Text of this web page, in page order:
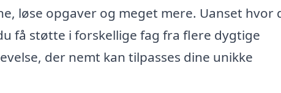
løse opgaver og meget mere. Uanset hvor
få støtte i forskellige fag fra flere dygtige
der nemt kan tilpasses dine unikke